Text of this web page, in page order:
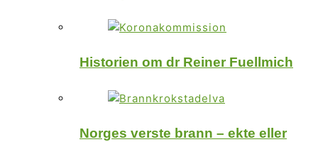
Historien om dr Reiner Fuellmich
Norges verste brann – ekte eller